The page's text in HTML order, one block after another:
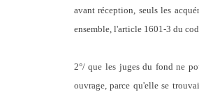
avant réception, seuls les
ensemble, l'article 1601-3 du
2°/ que les juges du fond ne
ouvrage, parce qu'elle se